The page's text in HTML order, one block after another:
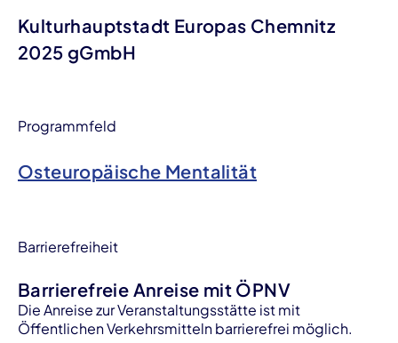
Kulturhauptstadt Europas Chemnitz
2025 gGmbH
Programmfeld
Osteuropäische Mentalität
Barrierefreiheit
Barrierefreie Anreise mit ÖPNV
Die Anreise zur Veranstaltungsstätte ist mit
Öffentlichen Verkehrsmitteln barrierefrei möglich.